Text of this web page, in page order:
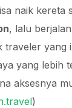
naik kereta
, lalu
traveler yang
yang lebih
aksesnya
)